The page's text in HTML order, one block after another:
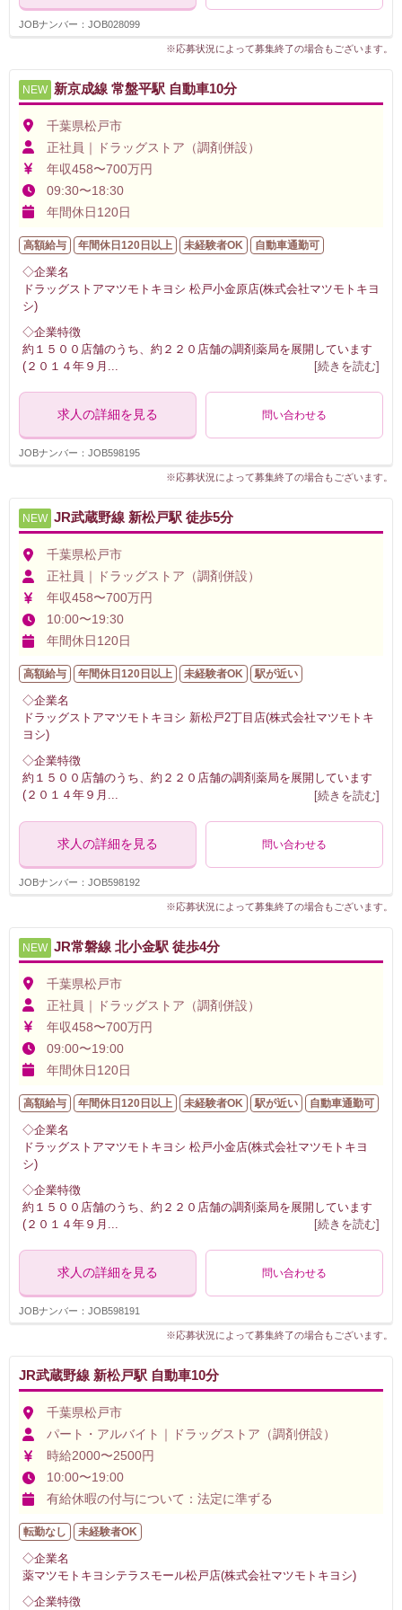
JOBナンバー：JOB028099
※応募状況によって募集終了の場合もございます。
NEW 新京成線 常盤平駅 自動車10分
千葉県松戸市
正社員｜ドラッグストア（調剤併設）
年収458〜700万円
09:30〜18:30
年間休日120日
高額給与 年間休日120日以上 未経験者OK 自動車通勤可
◇企業名
ドラッグストアマツモトキヨシ 松戸小金原店(株式会社マツモトキヨ
シ)
◇企業特徴
約１５００店舗のうち、約２２０店舗の調剤薬局を展開しています
(２０１４年９月
[続きを読む]
求人の詳細を見る 問い合わせる
JOBナンバー：JOB598195
※応募状況によって募集終了の場合もございます。
NEW JR武蔵野線 新松戸駅 徒歩5分
千葉県松戸市
正社員｜ドラッグストア（調剤併設）
年収458〜700万円
10:00〜19:30
年間休日120日
高額給与 年間休日120日以上 未経験者OK 駅が近い
◇企業名
ドラッグストアマツモトキヨシ 新松戸2丁目店(株式会社マツモトキ
ヨシ)
◇企業特徴
約１５００店舗のうち、約２２０店舗の調剤薬局を展開しています
(２０１４年９月 ... [続きを読む]
求人の詳細を見る 問い合わせる
JOBナンバー：JOB598192
※応募状況によって募集終了の場合もございます。
NEW JR常磐線 北小金駅 徒歩4分
千葉県松戸市
正社員｜ドラッグストア（調剤併設）
年収458〜700万円
09:00〜19:00
年間休日120日
高額給与 年間休日120日以上 未経験者OK 駅が近い 自動車通勤可
◇企業名
ドラッグストアマツモトキヨシ 松戸小金店(株式会社マツモトキヨ
シ)
◇企業特徴
約１５００店舗のうち、約２２０店舗の調剤薬局を展開しています
(２０１４年９月
[続きを読む]
求人の詳細を見る 問い合わせる
JOBナンバー：JOB598191
※応募状況によって募集終了の場合もございます。
JR武蔵野線 新松戸駅 自動車10分
千葉県松戸市
パート・アルバイト｜ドラッグストア（調剤併設）
時給2000〜2500円
10:00〜19:00
有給休暇の付与について：法定に準ずる
転勤なし 未経験者OK
◇企業名
薬マツモトキヨシテラスモール松戸店(株式会社マツモトキヨシ)
◇企業特徴